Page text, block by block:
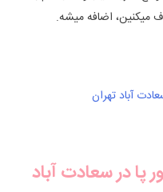
میکنین، اضافه میشه.
آباد تهران
پا در سعادت آباد